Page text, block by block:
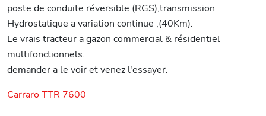
poste de conduite réversible (RGS),transmission
Hydrostatique a variation continue ,(40Km).
Le vrais tracteur a gazon commercial & résidentiel
multifonctionnels.
demander a le voir et venez l'essayer.
Carraro TTR 7600